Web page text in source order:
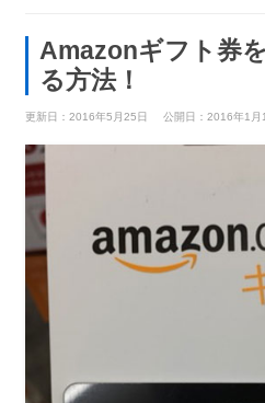
Amazonギフト券
る方法！
更新日：2016年5月25日 公開日：2016年1月